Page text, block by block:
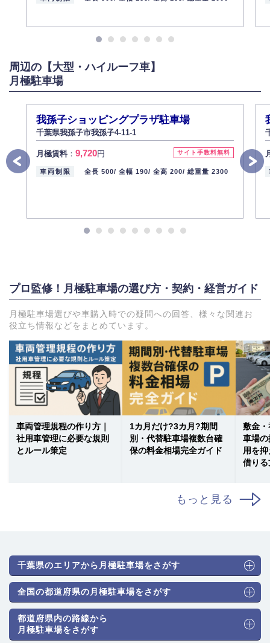
周辺の【大型・ハイルーフ車】
月極駐車場
我孫子ショッピングプラザ駐車場
千葉県我孫子市我孫子4-11-1
サイト手数料無料
月極賃料： 9,720円
車両制限 全長 500/ 全幅 190/ 全高 200/ 総重量 2300
プロ監修！月極駐車場の選び方・契約・経営ガイド
月極駐車場選びや車購入時での疑問への回答、様々な関連お
役立ち情報などをまとめています。
車両管理規程の作り方｜
社用車管理に必要な規則
とルール策定
1カ月だけ?3カ月?期間
別・代替駐車場複数台確
保の料金相場完全ガイド
敷金
車場
用を
借りる
もっと見る
千葉県のエリアから月極駐車場をさがす
全国の都道府県の月極駐車場をさがす
都道府県内の路線から
月極駐車場をさがす